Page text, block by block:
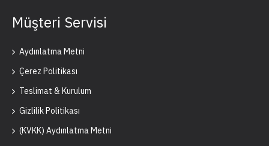
Müşteri Servisi
Aydınlatma Metni
Çerez Politikası
Teslimat & Kurulum
Gizlilik Politikası
(KVKK) Aydınlatma Metni